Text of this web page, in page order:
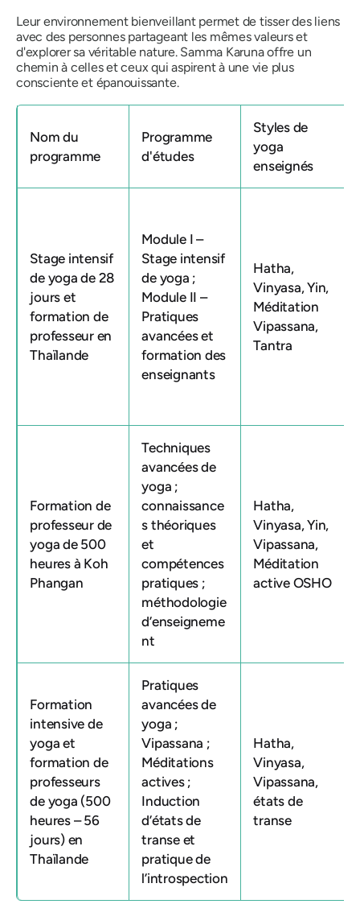
Leur environnement bienveillant permet de tisser des liens
avec des personnes partageant les mêmes valeurs et
d'explorer sa véritable nature. Samma Karuna offre un
chemin à celles et ceux qui aspirent à une vie plus
consciente et épanouissante.
Nom du
programme
Programme
d'études
Styles de
yoga
enseignés
Stage intensif
de yoga de 28
jours et
formation de
professeur en
Thaïlande
Module I –
Stage intensif
de yoga ;
Module II –
Pratiques
avancées et
formation des
enseignants
Hatha,
Vinyasa, Yin,
Méditation
Vipassana,
Tantra
Formation de
professeur de
yoga de 500
heures à Koh
Phangan
Techniques
avancées de
yoga ;
connaissance
s théoriques
et
compétences
pratiques ;
méthodologie
d’enseigneme
nt
Hatha,
Vinyasa, Yin,
Vipassana,
Méditation
active OSHO
Formation
intensive de
yoga et
formation de
professeurs
de yoga (500
heures – 56
jours) en
Thaïlande
Pratiques
avancées de
yoga ;
Vipassana ;
Méditations
actives ;
Induction
d’états de
transe et
pratique de
l’introspection
Hatha,
Vinyasa,
Vipassana,
états de
transe